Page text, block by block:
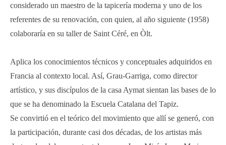
considerado un maestro de la tapicería moderna y uno de los
referentes de su renovación, con quien, al año siguiente (1958)
colaboraría en su taller de Saint Céré, en Òlt.
Aplica los conocimientos técnicos y conceptuales adquiridos en
Francia al contexto local. Así, Grau-Garriga, como director
artístico, y sus discípulos de la casa Aymat sientan las bases de lo
que se ha denominado la Escuela Catalana del Tapiz.
Se convirtió en el teórico del movimiento que allí se generó, con
la participación, durante casi dos décadas, de los artistas más